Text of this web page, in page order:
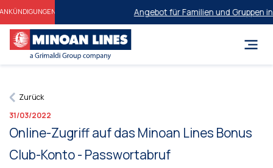
Angebot für Familien und Gruppen
Zurück
31/03/2022
Online-Zugriff auf das Minoan Lines Bonus
Club-Konto - Passwortabruf